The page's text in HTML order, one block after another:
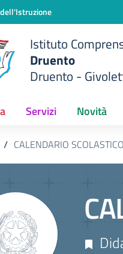
Istituto
Druento
Druento -
Servizi Novità
/ CALENDARIO